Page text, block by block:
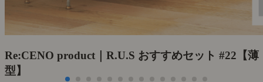
Re:CENO product｜R.U.S おすすめセット #22【薄
型】